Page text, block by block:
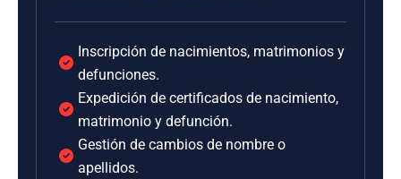
Inscripción de nacimientos, matrimonios y
defunciones.
Expedición de certificados de nacimiento,
matrimonio y defunción.
Gestión de cambios de nombre o
apellidos.